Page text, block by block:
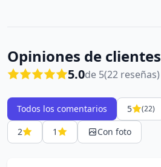
Opiniones de clientes
5.0de 5(22 reseñas)
Todos los comentarios 5 (22)
2
1 Con foto